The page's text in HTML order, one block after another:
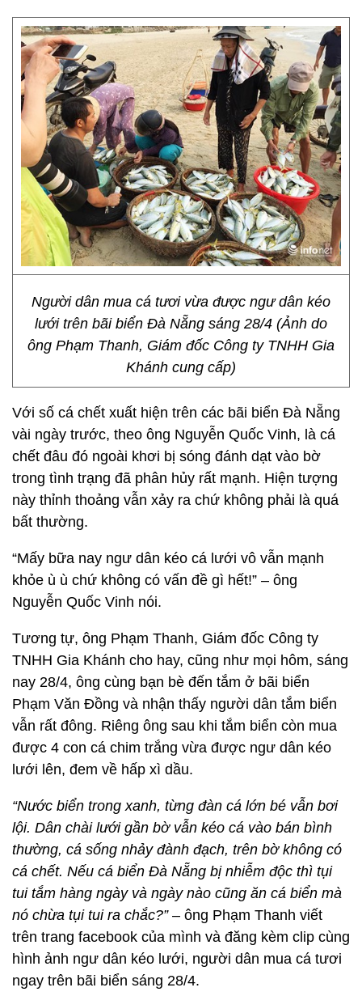
Người dân mua cá tươi vừa được ngư dân kéo
lưới trên bãi biển Đà Nẵng sáng 28/4 (Ảnh do
ông Phạm Thanh, Giám đốc Công ty TNHH Gia
Khánh cung cấp)
Với số cá chết xuất hiện trên các bãi biển Đà Nẵng
vài ngày trước, theo ông Nguyễn Quốc Vinh, là cá
chết đâu đó ngoài khơi bị sóng đánh dạt vào bờ
trong tình trạng đã phân hủy rất mạnh. Hiện tượng
này thỉnh thoảng vẫn xảy ra chứ không phải là quá
bất thường.
“Mấy bữa nay ngư dân kéo cá lưới vô vẫn mạnh
khỏe ù ù chứ không có vấn đề gì hết!” – ông
Nguyễn Quốc Vinh nói.
Tương tự, ông Phạm Thanh, Giám đốc Công ty
TNHH Gia Khánh cho hay, cũng như mọi hôm, sáng
nay 28/4, ông cùng bạn bè đến tắm ở bãi biển
Phạm Văn Đồng và nhận thấy người dân tắm biển
vẫn rất đông. Riêng ông sau khi tắm biển còn mua
được 4 con cá chim trắng vừa được ngư dân kéo
lưới lên, đem về hấp xì dầu.
“Nước biển trong xanh, từng đàn cá lớn bé vẫn bơi
lội. Dân chài lưới gần bờ vẫn kéo cá vào bán bình
thường, cá sống nhảy đành đạch, trên bờ không có
cá chết. Nếu cá biển Đà Nẵng bị nhiễm độc thì tụi
tui tắm hàng ngày và ngày nào cũng ăn cá biển mà
nó chừa tụi tui ra chắc?” – ông Phạm Thanh viết
trên trang facebook của mình và đăng kèm clip cùng
hình ảnh ngư dân kéo lưới, người dân mua cá tươi
ngay trên bãi biển sáng 28/4.